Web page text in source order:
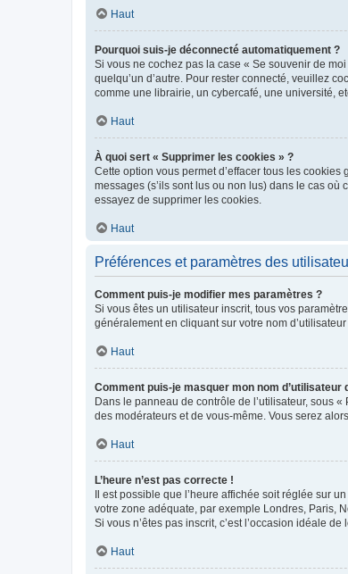
Haut
Pourquoi suis-je déconnecté automatiquement ?
Si vous ne cochez pas la case « Se souvenir de
quelqu’un d’autre. Pour rester connecté, veuillez
comme une librairie, un cybercafé, une université,
Haut
À quoi sert « Supprimer les cookies » ?
Cette option vous permet d’effacer tous les
messages (s’ils sont lus ou non lus) dans le cas
essayez de supprimer les cookies.
Haut
Préférences et paramètres des
Comment puis-je modifier mes paramètres ?
Si vous êtes un utilisateur inscrit, tous vos
généralement en cliquant sur votre nom
Haut
Comment puis-je masquer mon nom
Dans le panneau de contrôle de l’utilisateur, sous
des modérateurs et de vous-même. Vous serez
Haut
L’heure n’est pas correcte !
Il est possible que l’heure affichée soit réglée sur
votre zone adéquate, par exemple Londres, Paris,
Si vous n’êtes pas inscrit, c’est l’occasion idéale de
Haut